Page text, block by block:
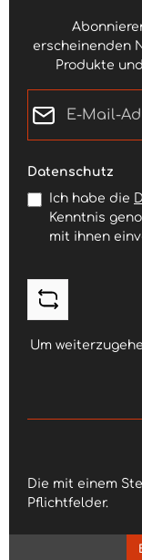
erscheinenden
Produkte
Datenschutz
Ich habe die
Kenntnis
mit ihnen
Um
Die mit einem
Pflichtfelder.